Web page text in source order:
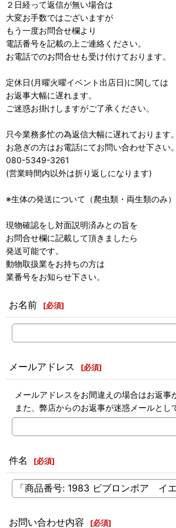
２日経って返信が無い場合は
大変お手数ではございますが
もう一度お問合せ欄より
電話番号を記載の上ご連絡ください。
お電話でのお問合せも受け付けております。
定休日(月曜火曜イベント出店日)に関しては
お返事大幅に遅れます。
ご迷惑お掛けしますがご了承ください。
只今業務多忙の為返信大幅に遅れております。
お急ぎの方はお電話にてお問い合わせ下さい。
080-5349-3261
(営業時間内以外は折り返しになります)
※生体の発送について（爬虫類・両生類のみ）
現物確認をし対面説明済みとの旨を
お問合せ欄に記載して頂きましたら
発送可能です。
動物取扱業をお持ちの方は
業番号をお知らせ下さい。
お名前 [必須]
メールアドレス [必須]
メールアドレスをお間違えの場合はお返事
また、弊店からのお返事が迷惑メールとし
件名 [必須]
お問い合わせ内容 [必須]